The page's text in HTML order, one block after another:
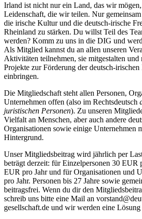
Irland ist nicht nur ein Land, das wir mögen,
Leidenschaft, die wir teilen. Nur
die irische Kultur und die deutsch-irische
Rheinland zu stärken. Du willst Teil des
werden? Komm zu uns in die DIG und
Als Mitglied kannst du an allen unseren
Aktivitäten teilnehmen, sie mitgestalten und
Projekte zur Förderung der deutsch-irischen
einbringen.
Die Mitgliedschaft steht allen Personen,
Unternehmen offen (also im Rechtsdeutsch
juristischen Personen). Zu unseren
Vielfalt an Menschen, aber auch andere
Organisationen sowie einige Unternehmen
Hintergrund.
Unser Mitgliedsbeitrag wird jährlich per
beträgt derzeit: für Einzelpersonen 30 EUR
EUR pro Jahr und für Organisationen und
pro Jahr. Personen bis 27 Jahre sowie
beitragsfrei. Wenn du dir den
schreib uns bitte eine Mail an
gesellschaft.de und wir werden eine